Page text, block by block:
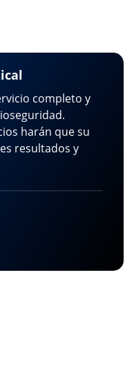
completo y
harán que su
resultados y